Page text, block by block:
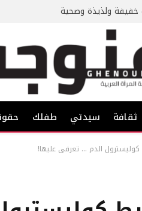
ولذيذة وصحية
ثقافة سيدتي طفلك
الدم … تعرفي عليها!